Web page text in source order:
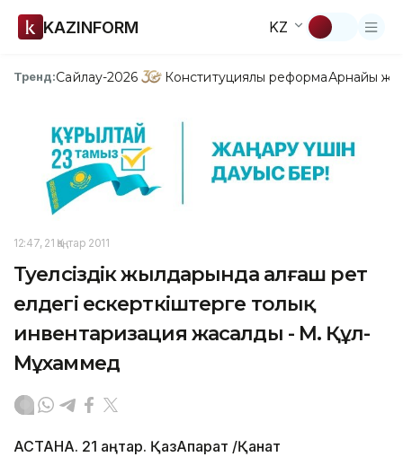
KAZINFORM KZ
Тренд:Сайлау-2026 Конституциялық реформаАрнайы
12:47, 21 Қаңтар 2011
Тәуелсіздік жылдарында алғаш рет
елдегі ескерткіштерге толық
инвентаризация жасалды - М. Құл-
Мұхаммед
АСТАНА. 21 қаңтар. ҚазАқпарат /Қанат